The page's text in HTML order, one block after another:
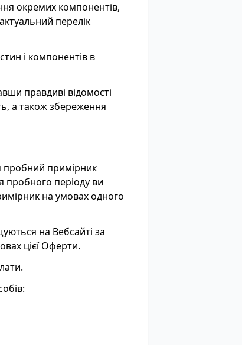
окремих компонентів,
перелік
і компонентів в
правдиві відомості
а також збереження
пробний примірник
пробного періоду ви
на умовах одного
на Вебсайті за
цієї Оферти.